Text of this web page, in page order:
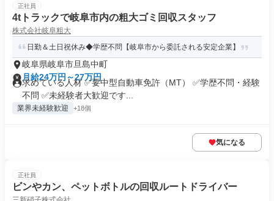
正社員
4tトラックで岐阜市内の粗大ゴミ回収スタッフ
株式会社岐阜粗大
日勤＆土日祝休み◆学歴不問【岐阜市から委託される安定企業】
岐阜県岐阜市旦島中町
月給24万円～27万円
求めている人材 ✅要中型自動車免許（MT） ✅学歴不問・経験
不問 ✅未経験者大歓迎です...
業界未経験歓迎 +18個
気になる
正社員
ビンやカン、ペットボトルの回収ルートドライバー